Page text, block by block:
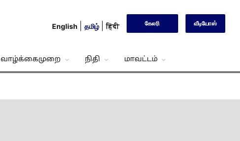
English தமிழ் हिंदी கேலரி வீடியோஸ்
வாழ்க்கைமுறை நிதி மாவட்டம்